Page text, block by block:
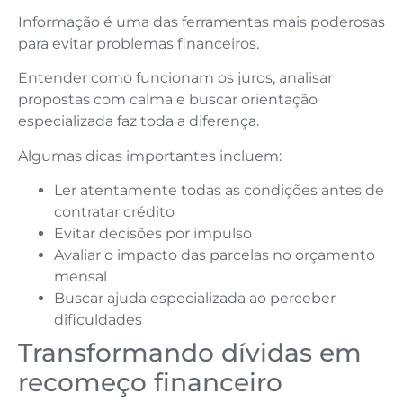
Informação é uma das ferramentas mais poderosas
para evitar problemas financeiros.
Entender como funcionam os juros, analisar
propostas com calma e buscar orientação
especializada faz toda a diferença.
Algumas dicas importantes incluem:
Ler atentamente todas as condições antes de
contratar crédito
Evitar decisões por impulso
Avaliar o impacto das parcelas no orçamento
mensal
Buscar ajuda especializada ao perceber
dificuldades
Transformando dívidas em
recomeço financeiro